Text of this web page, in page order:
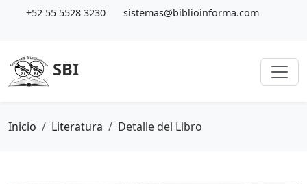
+52 55 5528 3230 sistemas@biblioinforma.com
SBI
Inicio Literatura Detalle del Libro